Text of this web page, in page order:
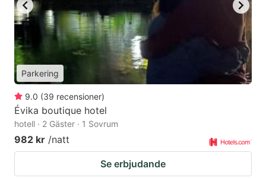
Parkering
9.0 (39 recensioner)
Évika boutique hotel
hotell · 2 Gäster · 1 Sovrum
982 kr /natt
Se erbjudande